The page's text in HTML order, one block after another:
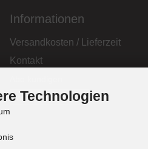
Informationen
Versandkosten / Lieferzeit
Kontakt
Widerrufsformular
Technologien